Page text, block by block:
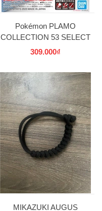
Pokémon PLAMO
COLLECTION 53 SELECT
SERIES METAGROSS
309.000₫
MIKAZUKI AUGUS